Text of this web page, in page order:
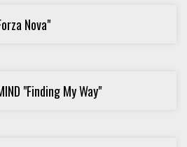
Nova"
"Finding My Way"